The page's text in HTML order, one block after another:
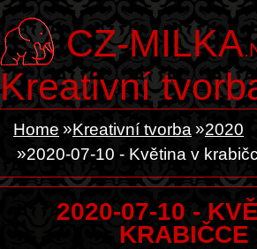
CZ-MILKA
Kreativní
Home Kreativní tvorba
2020
2020-07-10 - Květina v
2020-07-10 -
KRABIČCE